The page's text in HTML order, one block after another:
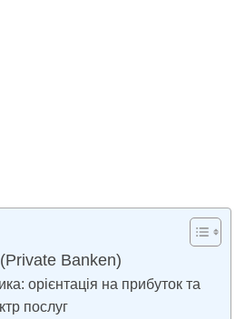
Banken)
орієнтація на прибуток та
послуг